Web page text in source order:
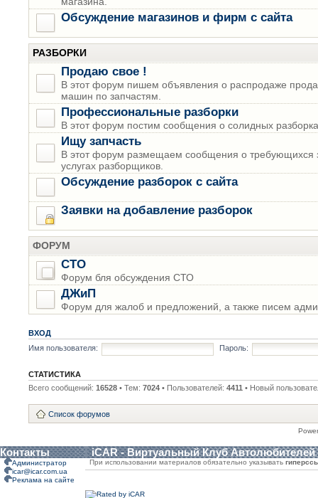
Обсуждение магазинов и фирм с сайта
РАЗБОРКИ
Продаю свое !
В этот форум пишем объявления о распродаже
машин по запчастям.
Профессиональные разборки
В этот форум постим сообщения о солидных
Ищу запчасть
В этот форум размещаем сообщения о требующихся
услугах разборщиков.
Обсуждение разборок с сайта
Заявки на добавление разборок
ФОРУМ
СТО
Форум бля обсуждения СТО
ДЖиП
Форум для жалоб и предложений, а также писем
ВХОД
Имя пользователя:
Пароль:
СТАТИСТИКА
Всего сообщений: 16528 • Тем: 7024 • Пользователей: 4411 • Новый
Список форумов
Контакты iCAR - Виртуальный Клуб Автолюбителей
Администратор
icar@icar.com.ua
Реклама на сайте
При использовании материалов обязательно указывать